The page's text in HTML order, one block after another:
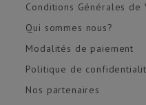
Conditions Générales de
Qui sommes nous?
Modalités de paiement
Politique de
Nos partenaires